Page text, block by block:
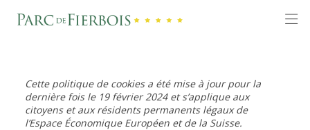
Cette politique de cookies a été mise à jour pour la
dernière fois le 19 février 2024 et s’applique aux
citoyens et aux résidents permanents légaux de
l’Espace Économique Européen et de la Suisse.